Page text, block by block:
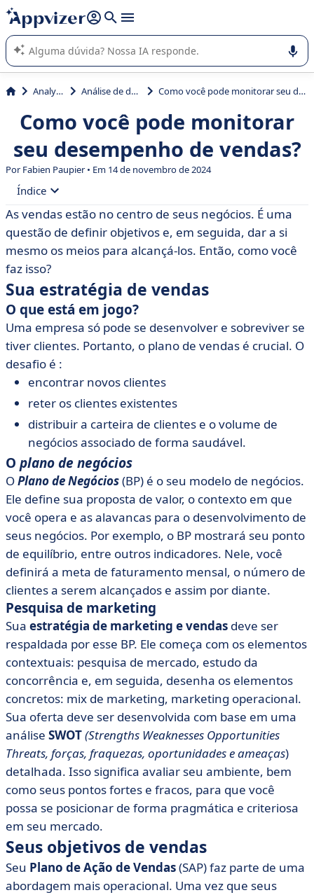
de nossa IA (várias linhas com
A IA do Appvizer o orienta no uso ou na seleção de software
SaaS para sua empresa.
Analytics Análise de dados Como você pode monitorar seu desempenho de vendas?
Como você pode monitorar
seu desempenho de vendas?
Por Fabien Paupier • Em 14 de novembro de 2024
Índice
• Sua estratégia de vendas
• Seus objetivos de vendas
• Direção: as chaves para o monitoramento
• Baixe um modelo de plano de ação de vendas
As vendas estão no centro de seus negócios. É uma
questão de definir objetivos e, em seguida, dar a si
mesmo os meios para alcançá-los. Então, como você
faz isso?
Sua estratégia de vendas
O que está em jogo?
Uma empresa só pode se desenvolver e sobreviver se
tiver clientes. Portanto, o plano de vendas é crucial. O
desafio é :
encontrar novos clientes
reter os clientes existentes
distribuir a carteira de clientes e o volume de
negócios associado de forma saudável.
O plano de negócios
OPlano de Negócios(BP) é o seu modelo de negócios.
Ele define sua proposta de valor, o contexto em que
você opera e as alavancas para o desenvolvimento de
seus negócios. Por exemplo, o BP mostrará seu ponto
de equilíbrio, entre outros indicadores. Nele, você
definirá a meta de faturamento mensal, o número de
clientes a serem alcançados e assim por diante.
Pesquisa de marketing
Sua estratégia de marketing e vendas deve ser
respaldada por esse BP. Ele começa com os elementos
contextuais: pesquisa de mercado, estudo da
concorrência e, em seguida, desenha os elementos
concretos: mix de marketing, marketing operacional.
Sua oferta deve ser desenvolvida com base em uma
análise SWOT(Strengths Weaknesses Opportunities
Threats, forças, fraquezas, oportunidades e ameaças)
detalhada. Isso significa avaliar seu ambiente, bem
como seus pontos fortes e fracos, para que você
possa se posicionar de forma pragmática e criteriosa
em seu mercado.
Seus objetivos de vendas
Seu Plano de Ação de Vendas(SAP) faz parte de uma
abordagem mais operacional. Uma vez que seus